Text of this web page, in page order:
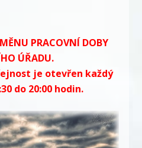
PRACOVNÍ DOBY
ÚŘADU.
je otevřen každý
do 20:00 hodin.